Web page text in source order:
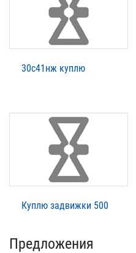
30с41нж куплю
Куплю задвижки 500
Предложения